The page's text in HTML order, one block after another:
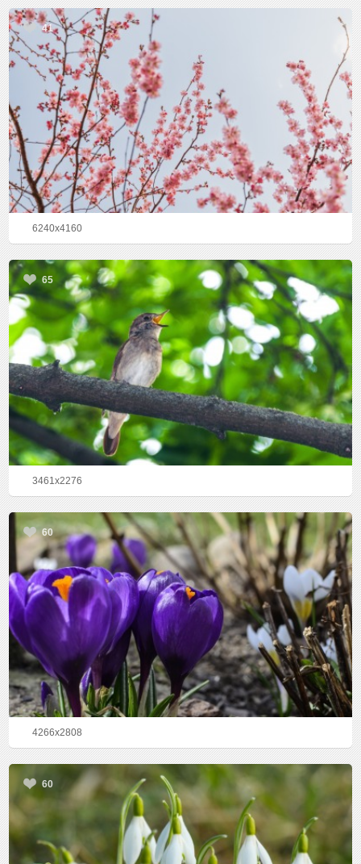
41
6240x4160
65
3461x2276
60
4266x2808
60